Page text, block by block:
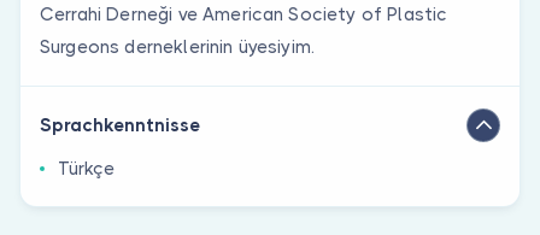
Cerrahi Derneği ve American Society of Plastic
Surgeons derneklerinin üyesiyim.
Sprachkenntnisse
Türkçe